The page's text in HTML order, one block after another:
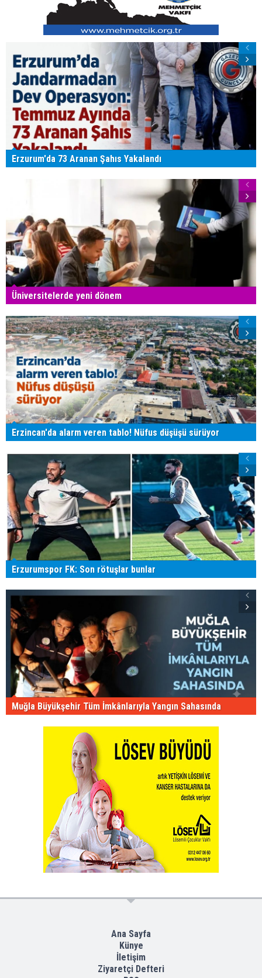
Erzurum'da 73 Aranan Şahıs Yakalandı
Üniversitelerde yeni dönem
Erzincan'da alarm veren tablo! Nüfus düşüşü sürüyor
Erzurumspor FK: Son rötuşlar bunlar
Muğla Büyükşehir Tüm İmkânlarıyla Yangın Sahasında
Ana Sayfa
Künye
İletişim
Ziyaretçi Defteri